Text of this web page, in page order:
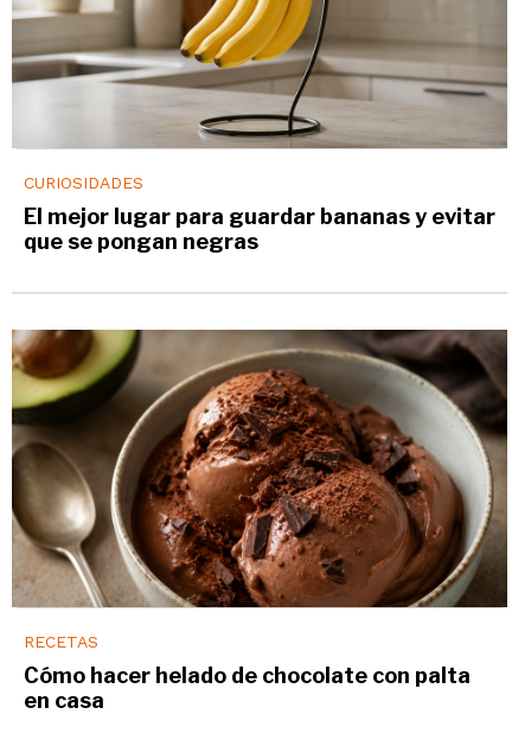
CURIOSIDADES
El mejor lugar para guardar bananas y evitar
que se pongan negras
RECETAS
Cómo hacer helado de chocolate con palta
en casa